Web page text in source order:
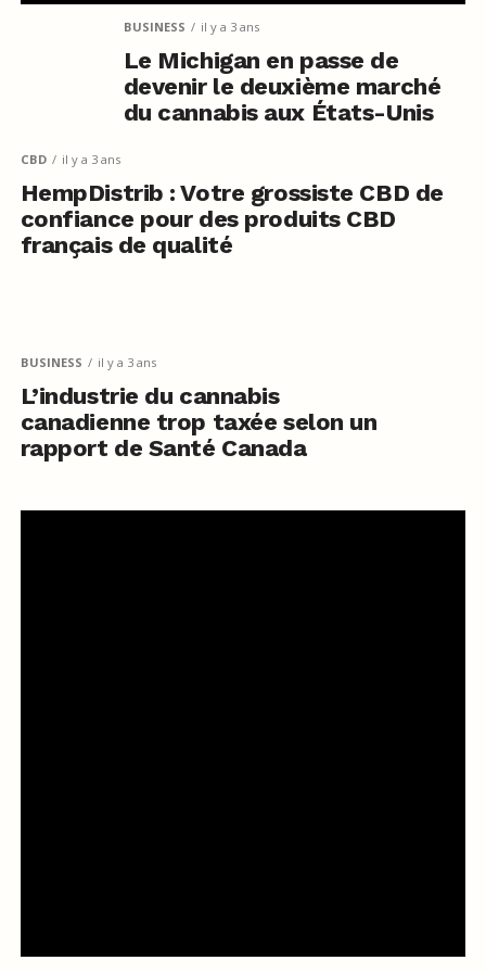
BUSINESS il y a 3 ans
Le Michigan en passe de
devenir le deuxième marché
du cannabis aux États-Unis
CBD il y a 3 ans
HempDistrib : Votre grossiste CBD de
confiance pour des produits CBD
français de qualité
BUSINESS il y a 3 ans
L’industrie du cannabis
canadienne trop taxée selon un
rapport de Santé Canada